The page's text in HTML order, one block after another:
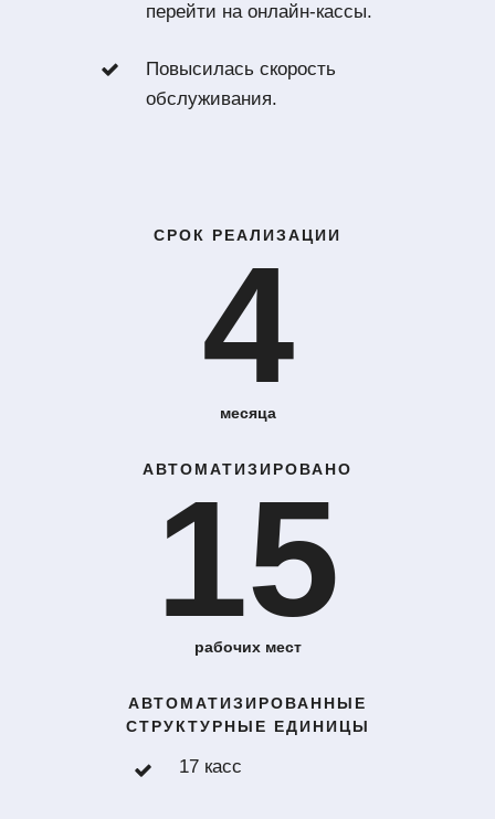
перейти на онлайн-кассы.
Повысилась скорость
обслуживания.
СРОК РЕАЛИЗАЦИИ
4
месяца
АВТОМАТИЗИРОВАНО
15
рабочих мест
АВТОМАТИЗИРОВАННЫЕ
СТРУКТУРНЫЕ ЕДИНИЦЫ
17 касс